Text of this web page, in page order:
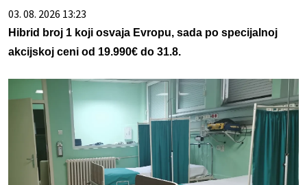
03. 08. 2026 13:23
Hibrid broj 1 koji osvaja Evropu, sada po specijalnoj
akcijskoj ceni od 19.990€ do 31.8.